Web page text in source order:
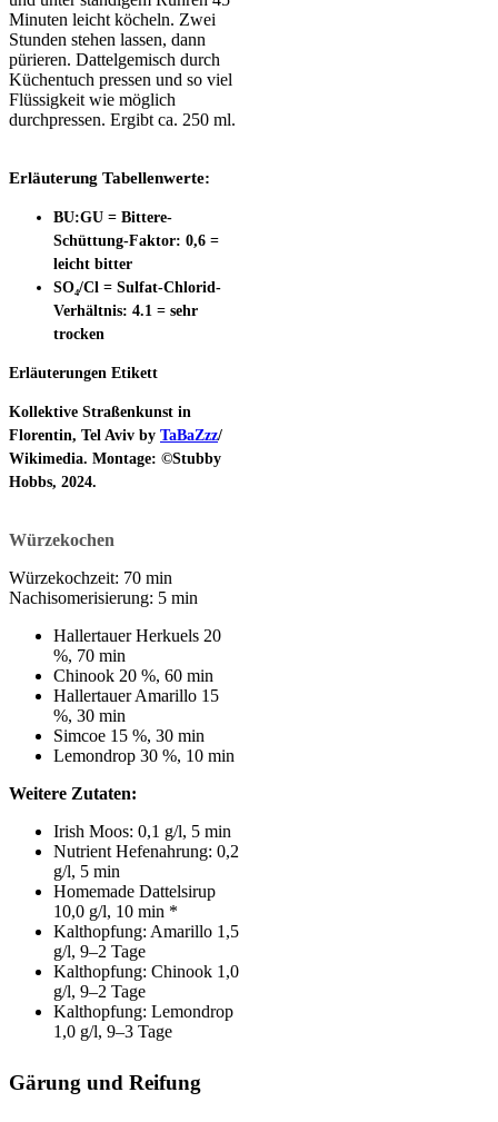
Minuten leicht köcheln. Zwei
Stunden stehen lassen, dann
pürieren. Dattelgemisch durch
Küchentuch pressen und so viel
Flüssigkeit wie möglich
durchpressen. Ergibt ca. 250 ml.
Erläuterung Tabellenwerte:
BU:GU = Bittere-
Schüttung-Faktor: 0,6 =
leicht bitter
SO₄/Cl = Sulfat-Chlorid-
Verhältnis: 4.1 = sehr
trocken
Erläuterungen Etikett
Kollektive Straßenkunst in
Florentin, Tel Aviv by TaBaZzz/
Wikimedia. Montage: ©Stubby
Hobbs, 2024.
Würzekochen
Würzekochzeit: 70 min
Nachisomerisierung: 5 min
Hallertauer Herkuels 20
%, 70 min
Chinook 20 %, 60 min
Hallertauer Amarillo 15
%, 30 min
Simcoe 15 %, 30 min
Lemondrop 30 %, 10 min
Weitere Zutaten:
Irish Moos: 0,1 g/l, 5 min
Nutrient Hefenahrung: 0,2
g/l, 5 min
Homemade Dattelsirup
10,0 g/l, 10 min *
Kalthopfung: Amarillo 1,5
g/l, 9–2 Tage
Kalthopfung: Chinook 1,0
g/l, 9–2 Tage
Kalthopfung: Lemondrop
1,0 g/l, 9–3 Tage
Gärung und Reifung